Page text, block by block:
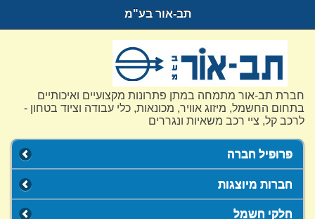
תב-אור בע"מ
חברת תב-אור מתמחה במתן פתרונות מקצועיים ואיכותיים
בתחום החשמל, מיזוג אוויר, מכונאות, כלי עבודה וציוד בטחון -
לרכב קל, ציי רכב משאיות ונגררים
פרופיל חברה
חברות מיוצגות
חלקי חשמל